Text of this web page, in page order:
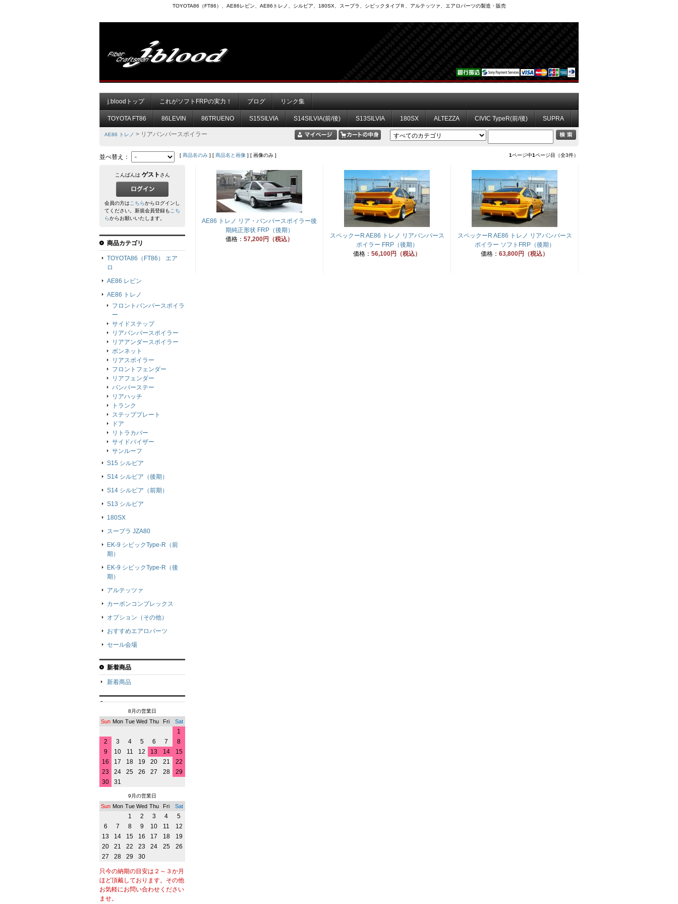
TOYOTA86（FT86）、AE86レビン、AE86トレノ、シルビア、180SX、スープラ、シビックタイプＲ、アルテッツァ、エアロパーツの製造・販売
j.bloodトップ これがソフトFRPの実力！ ブログ リンク集
TOYOTA FT86 86LEVIN 86TRUENO S15SILVIA S14SILVIA(前/後) S13SILVIA 180SX ALTEZZA CIVIC TypeR(前/後) SUPRA
AE86 トレノ > リアバンパースポイラー
並べ替え： [ 商品名のみ ] [ 商品名と画像 ] [ 画像のみ ] 1ページ中1ページ目（全3件）
AE86 トレノ リア・バンパースポイラー後
期純正形状 FRP（後期）
価格： 57,200円（税込）
スペックーR AE86 トレノ リアバンパース
ポイラー FRP（後期）
価格： 56,100円（税込）
スペックーR AE86 トレノ リアバンパース
ポイラー ソフトFRP（後期）
価格： 63,800円（税込）
こんばんは ゲスト さん
会員の方はこちらからログインし
てください。新規会員登録もこち
らからお願いいたします。
商品カテゴリ
TOYOTA86（FT86） エア
ロ
AE86 レビン
AE86 トレノ
フロントバンパースポイラ
ー
サイドステップ
リアバンパースポイラー
リアアンダースポイラー
ボンネット
リアスポイラー
フロントフェンダー
リアフェンダー
バンパーステー
リアハッチ
トランク
ステッププレート
ドア
リトラカバー
サイドバイザー
サンルーフ
S15 シルビア
S14 シルビア（後期）
S14 シルビア（前期）
S13 シルビア
180SX
スープラ JZA80
EK-9 シビックType-R（前
期）
EK-9 シビックType-R（後
期）
アルテッツァ
カーボンコンプレックス
オプション（その他）
おすすめエアロパーツ
セール会場
新着商品
新着商品
8月の営業日
Sun Mon Tue Wed Thu Fri Sat
1
2
3 4 5 6 7
8
9
10 11 12 13 14
15
16
17 18 19 20 21
22
23
24 25 26 27 28
29
30
31
9月の営業日
Sun Mon Tue Wed Thu Fri Sat
1 2 3 4
5
6
7 8 9 10 11
12
13
14 15 16 17 18
19
20
21 22 23 24 25
26
27
28 29 30
只今の納期の目安は２～３か月
ほど頂戴しております。その他
お気軽にお問い合わせください
ませ。